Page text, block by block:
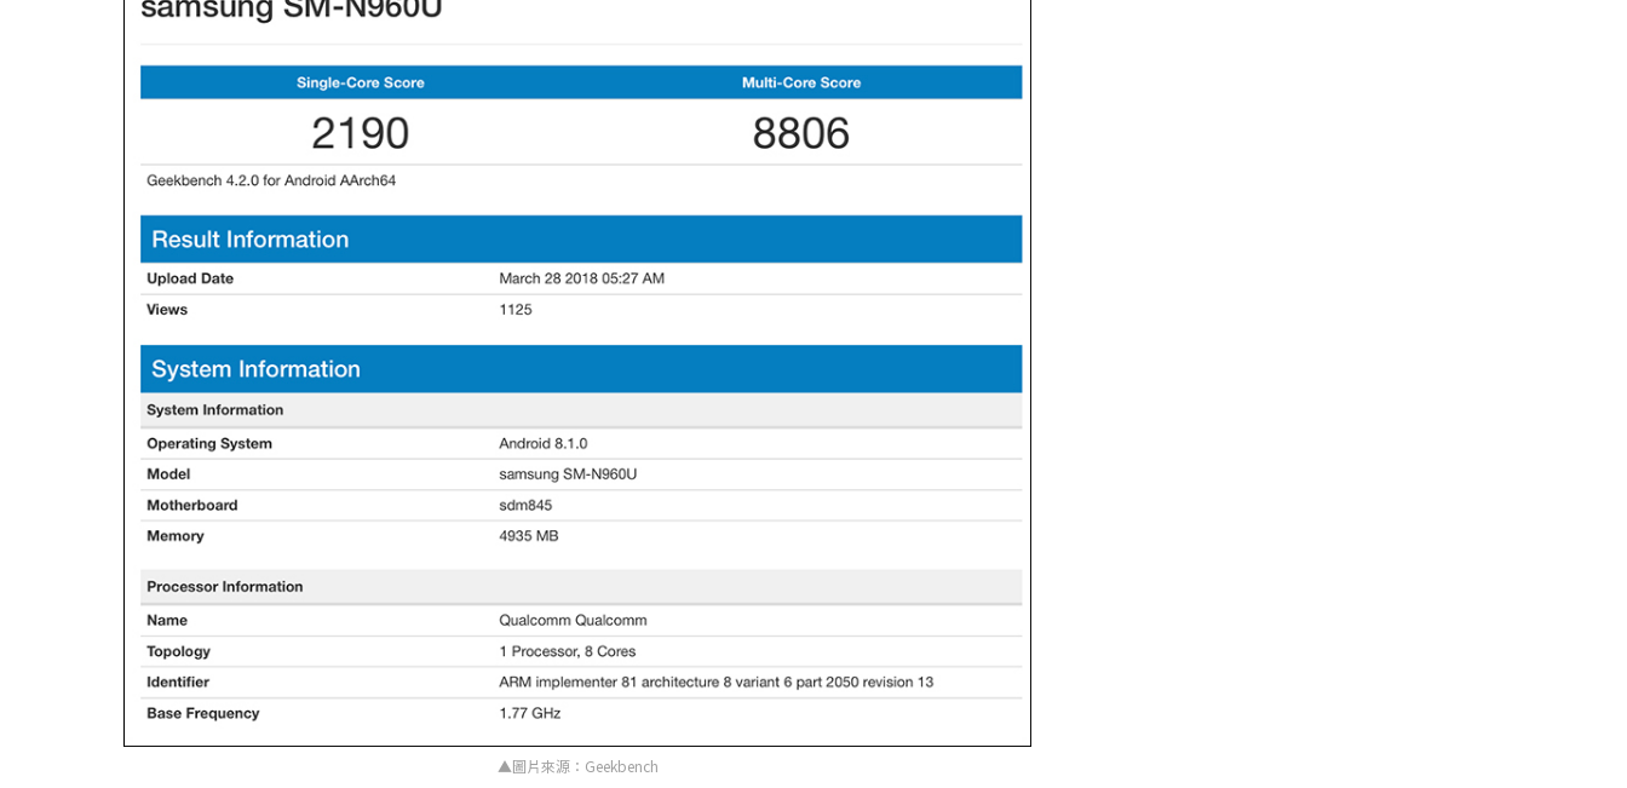
▲圖片來源：Geekbench